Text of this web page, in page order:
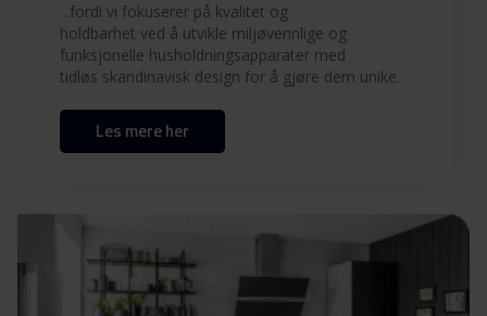
...fordi vi fokuserer på kvalitet og
holdbarhet ved å utvikle miljøvennlige og
funksjonelle husholdningsapparater med
tidløs skandinavisk design for å gjøre dem unike.
Les mere her